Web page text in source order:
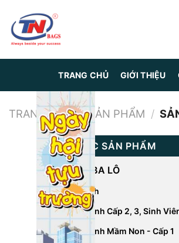
content
TRANG CHỦ GIỚI THIỆU
TRANG CHỦ / SẢN PHẨM /
DANH MỤC SẢN PHẨM
CÁC LOẠI BA LÔ
Balo Du Lịch
Balo Học Sinh Cấp 2, 3, Sinh
Balo Học Sinh Mầm Non - Cấp 1